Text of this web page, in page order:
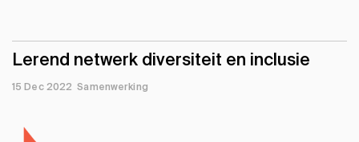
Lerend netwerk diversiteit en inclusie
15 Dec 2022 Samenwerking